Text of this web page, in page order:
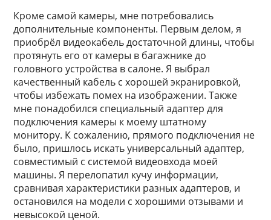
Кроме самой камеры, мне потребовались
дополнительные компоненты. Первым делом, я
приобрёл видеокабель достаточной длины, чтобы
протянуть его от камеры в багажнике до
головного устройства в салоне. Я выбрал
качественный кабель с хорошей экранировкой,
чтобы избежать помех на изображении. Также
мне понадобился специальный адаптер для
подключения камеры к моему штатному
монитору. К сожалению, прямого подключения не
было, пришлось искать универсальный адаптер,
совместимый с системой видеовхода моей
машины. Я перелопатил кучу информации,
сравнивая характеристики разных адаптеров, и
остановился на модели с хорошими отзывами и
невысокой ценой.